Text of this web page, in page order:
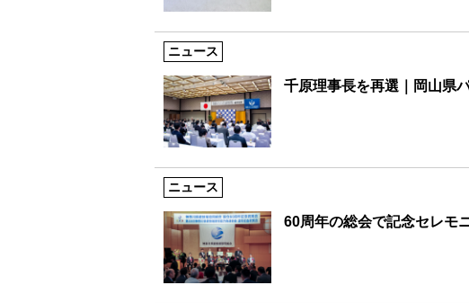
ニュース
千原理事長を再選｜岡山県
ニュース
60周年の総会で記念セレモ